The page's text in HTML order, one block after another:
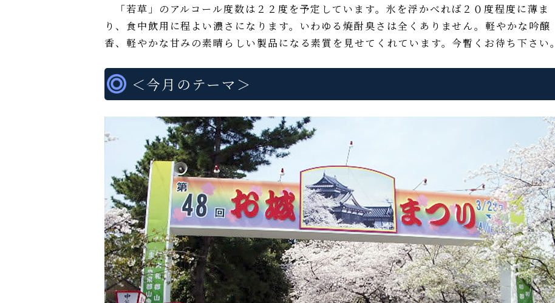
「若草」のアルコール度数は２２度を予定しています。氷を浮かべれば２０度程度に薄ま
り、食中飲用に程よい濃さになります。いわゆる焼酎臭さは全くありません。軽やかな吟醸
香、軽やかな甘みの素晴らしい製品になる素質を見せてくれています。今暫くお待ち下さい。
＜今月のテーマ＞